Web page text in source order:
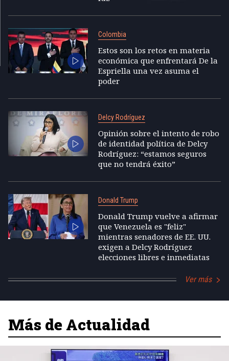
Colombia
Estos son los retos en materia
económica que enfrentará De la
Espriella una vez asuma el
poder
Delcy Rodríguez
Opinión sobre el intento de robo
de identidad política de Delcy
Rodríguez: “estamos seguros
que no tendrá éxito”
Donald Trump
Donald Trump vuelve a afirmar
que Venezuela es "feliz"
mientras senadores de EE. UU.
exigen a Delcy Rodríguez
elecciones libres e inmediatas
Ver más
Más de Actualidad